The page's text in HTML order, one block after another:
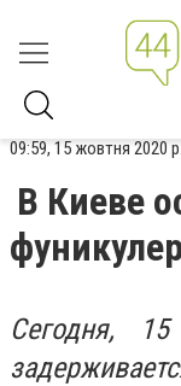
09:59, 15 жовтня 2020 р.
В Киеве
Сегодня,